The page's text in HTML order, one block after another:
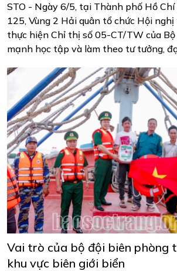
STO - Ngày 6/5, tại Thành phố Hồ
125, Vùng 2 Hải quân tổ chức Hội
thực hiện Chỉ thị số 05-CT/TW của
mạnh học tập và làm theo tư tưởng,
Vai trò của bộ đội biên phòng
khu vực biên giới biển